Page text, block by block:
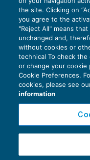
Copyright 2016 ©
Piazza Luigi Einaudi,
the site. Clicking on
you agree to the
"Reject All" means
unchanged and,
without cookies or
technical To check
or change your cookie
Cookie Preferences.
cookies, please see
information